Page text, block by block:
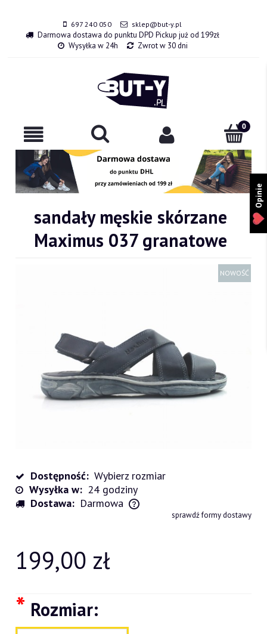
697 240 050 sklep@but-y.pl
Darmowa dostawa do punktu DPD Pickup już od 199zł
Wysyłka w 24h
Zwrot w 30 dni
sandały męskie skórzane
Maximus 037 granatowe
NOWOŚĆ
Dostępność: Wybierz rozmiar
Wysyłka w: 24 godziny
Dostawa: Darmowa
Cena nie zawiera ewentualnych kosztów płatnościsprawdź formy dostawy
199,00 zł
* Rozmiar:
Opinie